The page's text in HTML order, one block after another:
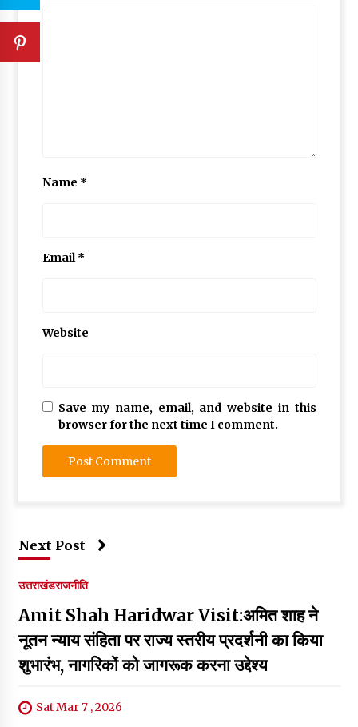
Name *
Email*
Website
Save my name, email, and website in this
browser for the next time I comment.
Next Post
उत्तराखंडराजनीति
Amit Shah Haridwar Visit:अमित शाह ने
नूतन न्याय संहिता पर राज्य स्तरीय प्रदर्शनी का किया
शुभारंभ, नागरिकों को जागरूक करना उद्देश्य
Sat Mar 7 , 2026